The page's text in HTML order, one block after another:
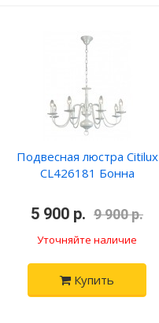
Подвесная люстра Citilux
CL426181 Бонна
5 900 р. 9 900 р.
Уточняйте наличие
Купить